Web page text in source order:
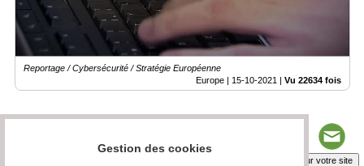
Reportage / Cybersécurité / Stratégie Européenne
Europe | 15-10-2021 | Vu 22634 fois
Insérez sur votre site
Gestion des cookies